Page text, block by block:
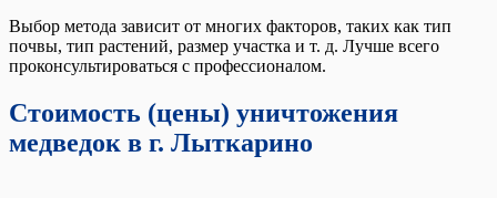
Выбор метода зависит от многих факторов, таких как тип
почвы, тип растений, размер участка и т. д. Лучше всего
проконсультироваться с профессионалом.
Стоимость (цены) уничтожения
медведок в г. Лыткарино